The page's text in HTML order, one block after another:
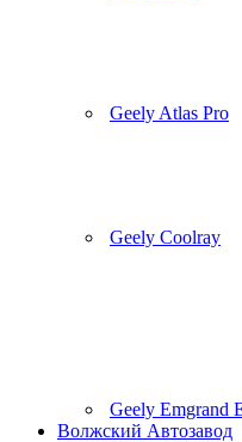
Geely Atlas Pro
Geely Coolray
Geely Emgrand
Волжский Автозавод